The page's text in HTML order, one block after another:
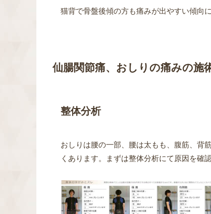
猫背で骨盤後傾の方も痛みが出やすい傾向
仙腸関節痛、おしりの痛みの施
整体分析
おしりは腰の一部、腰は太もも、腹筋、背
くあります。まずは整体分析にて原因を確